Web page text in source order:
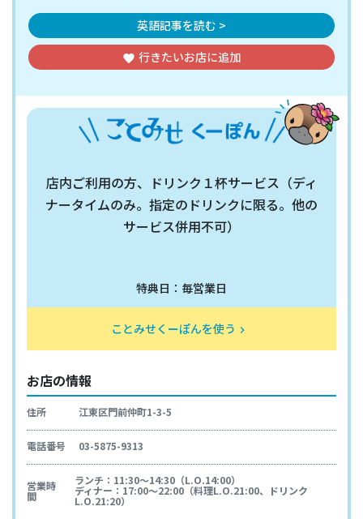
英語記事を読む >
favorite 行きたいお店に追加
店内ご利用の方、ドリンク１杯サービス（ディ
ナータイムのみ。指定のドリンクに限る。他の
サービス併用不可）
特典日：毎営業日
ことみせくーぽんを使う keyboard_arrow_right
お店の情報
住所 江東区門前仲町1-3-5
電話番号 03-5875-9313
営業時
間
ランチ：11:30～14:30（L.O.14:00）
ディナー：17:00～22:00（料理L.O.21:00、ドリンク
L.O.21:20）